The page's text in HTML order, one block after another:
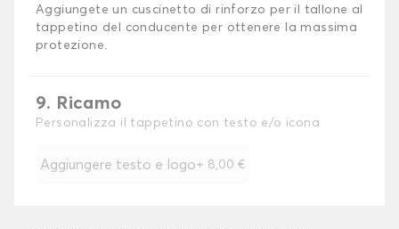
Aggiungete un cuscinetto di rinforzo per il tallone al
tappetino del conducente per ottenere la massima
protezione.
9. Ricamo
Personalizza il tappetino con testo e/o icona
Aggiungere testo e logo+ 8,00 €